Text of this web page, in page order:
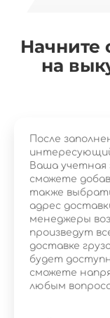
Начните
на
После
Ваша учетная
сможете
также
адрес
менеджеры
произведут
доставке
будет
сможете
любым